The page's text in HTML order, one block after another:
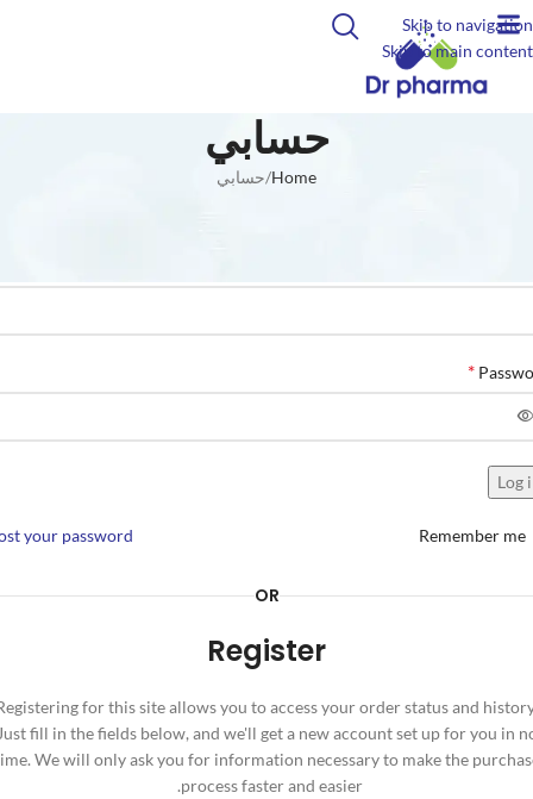
Skip to navigation
Skip to main content
حسابي
Home حسابي
*
Log
your password? Remember me
OR
Register
for this site allows you to access your order status and
fill in the fields below, and we'll get a new account set up for you in
We will only ask you for information necessary to make the
process faster and easier.